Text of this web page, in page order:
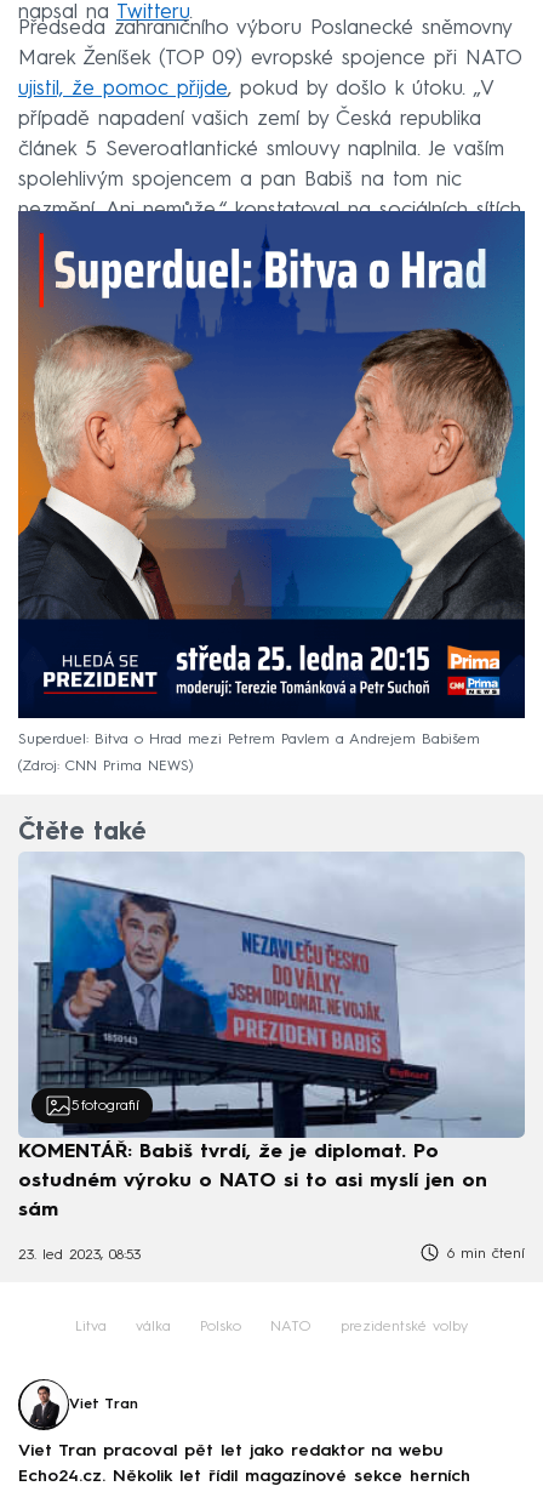
napsal na Twitteru.
Předseda zahraničního výboru Poslanecké sněmovny
Marek Ženíšek (TOP 09) evropské spojence při NATO
ujistil, že pomoc přijde, pokud by došlo k útoku. „V
případě napadení vašich zemí by Česká republika
článek 5 Severoatlantické smlouvy naplnila. Je vaším
spolehlivým spojencem a pan Babiš na tom nic
nezmění. Ani nemůže,“ konstatoval na sociálních sítích.
Superduel: Bitva o Hrad mezi Petrem Pavlem a Andrejem Babišem
Zdroj: CNN Prima NEWS
Čtěte také
5 fotografií
KOMENTÁŘ: Babiš tvrdí, že je diplomat. Po
ostudném výroku o NATO si to asi myslí jen on
sám
23. led 2023, 08:53 6 min čtení
Litva válka Polsko NATO prezidentské volby
Viet Tran
Viet Tran pracoval pět let jako redaktor na webu
Echo24.cz. Několik let řídil magazínové sekce herních